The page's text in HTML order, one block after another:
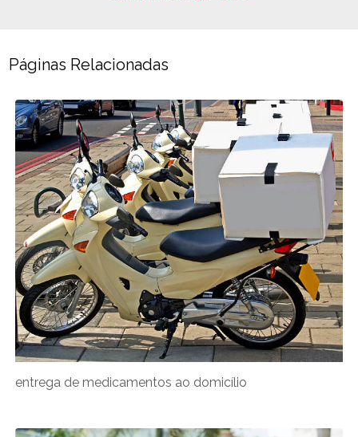
Páginas Relacionadas
entrega de medicamentos ao domicílio